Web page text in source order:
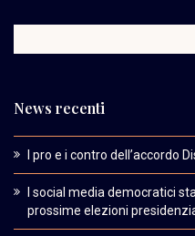
News recenti
I pro e i contro dell’accordo
I social media democratici
prossime elezioni